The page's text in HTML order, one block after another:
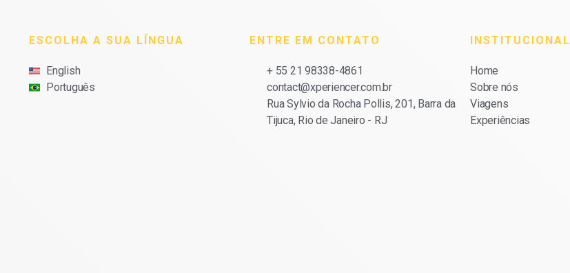
ESCOLHA A SUA LÍNGUA
English
Português
ENTRE EM CONTATO
+ 55 21 98338-4861
contact@xperiencer.com.br
Rua Sylvio da Rocha Pollis, 201, Barra da
Tijuca, Rio de Janeiro - RJ
INSTITUCIONAL
Home
Sobre nós
Viagens
Experiências